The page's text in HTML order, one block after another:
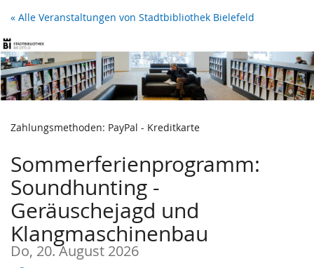
Zum
Inhalt
springen
« Alle Veranstaltungen von Stadtbibliothek Bielefeld
Zahlungsmethoden: PayPal - Kreditkarte
Sommerferienprogramm:
Soundhunting -
Geräuschejagd und
Klangmaschinenbau
Do, 20. August 2026